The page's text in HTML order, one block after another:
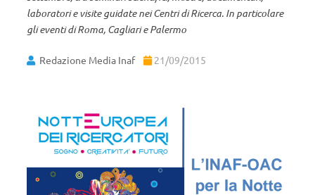
laboratori e visite guidate nei Centri di Ricerca. In particolare
gli eventi di Roma, Cagliari e Palermo
Redazione Media Inaf 21/09/2015